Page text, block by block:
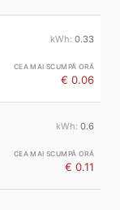
0.33
€ 0.06
0.6
€ 0.11